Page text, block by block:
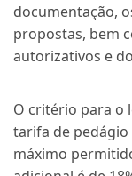
documentação,
propostas, bem
autorizativos e
O critério para o
tarifa de
máximo